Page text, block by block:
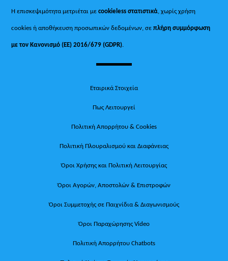
Η επισκεψιμότητα μετριέται μεcookieless στατιστικά, χωρίς χρήση
cookies ή αποθήκευση προσωπικών δεδομένων, σεπλήρη συμμόρφωση
με τον Κανονισμό (ΕΕ) 2016/679 (GDPR).
Εταιρικά Στοιχεία
Πως Λειτουργεί
Πολιτική Απορρήτου & Cookies
Πολιτική Πλουραλισμού και Διαφάνειας
Όροι Χρήσης και Πολιτική Λειτουργίας
Όροι Αγορών, Αποστολών & Επιστροφών
Όροι Συμμετοχής σε Παιχνίδια & Διαγωνισμούς
Όροι Παραχώρησης Video
Πολιτική Απορρήτου Chatbots